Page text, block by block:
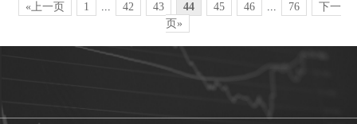
«上一页 1 ... 42 43 44 45 46 ... 76
下一
页»